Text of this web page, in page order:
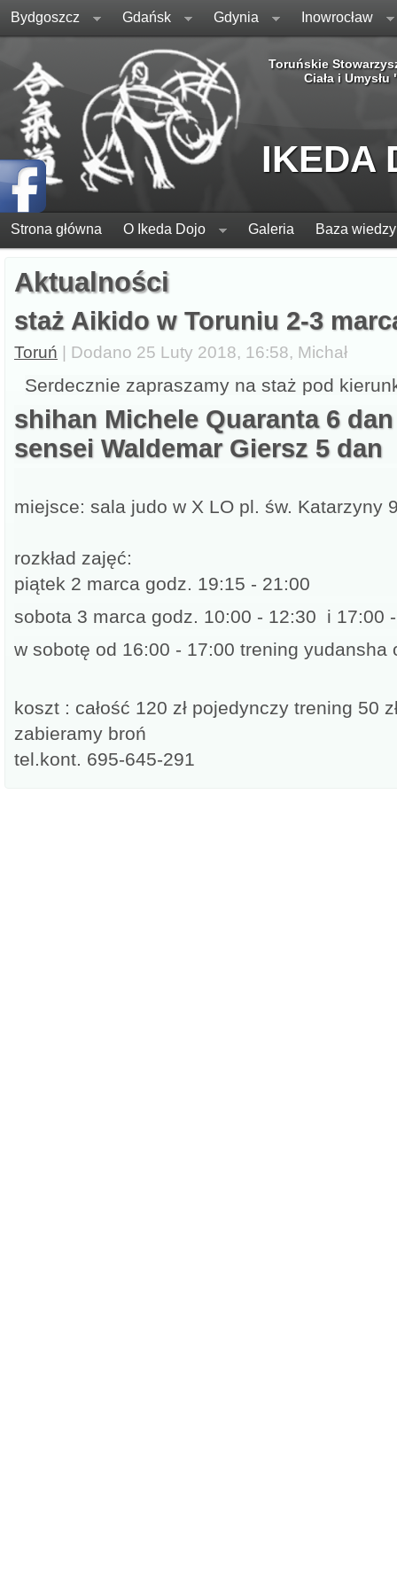
Bydgoszcz Gdańsk Gdynia Inowrocław
Toruńskie
Ciała i Umysłu
IKEDA
Strona główna O Ikeda Dojo Galeria Baza wiedzy
Aktualności
staż Aikido w Toruniu 2-3
Toruń | Dodano 25 Luty 2018, 16:58, Michał
Serdecznie zapraszamy na staż pod
shihan Michele Quaranta 6
sensei Waldemar Giersz 5 dan
miejsce: sala judo w X LO pl. św. Katarzyny
rozkład zajęć:
piątek 2 marca godz. 19:15 - 21:00
sobota 3 marca godz. 10:00 - 12:30 i 17:00
w sobotę od 16:00 - 17:00 trening
koszt : całość 120 zł pojedynczy trening 50
zabieramy broń
tel.kont. 695-645-291